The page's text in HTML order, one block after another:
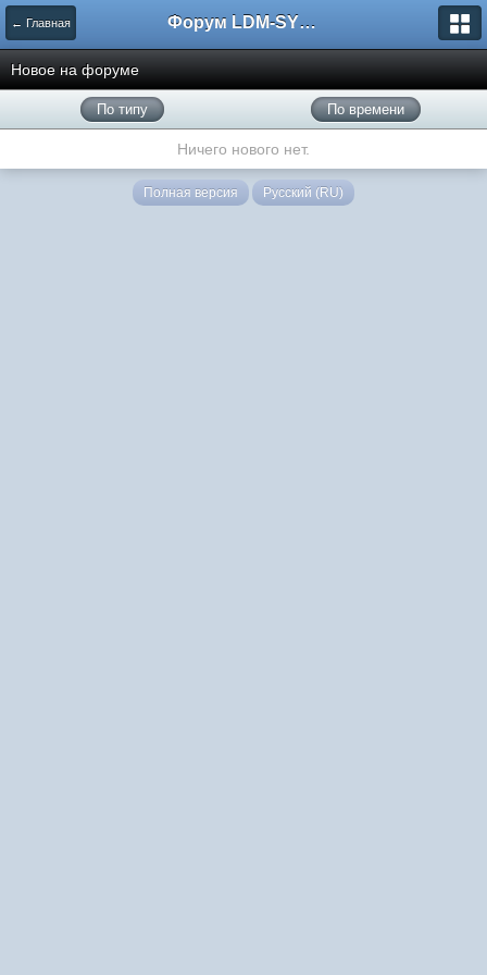
← Главная Форум LDM-SYSTEMS
Новое на форуме
По типу По времени
Ничего нового нет.
Полная версия Русский (RU)